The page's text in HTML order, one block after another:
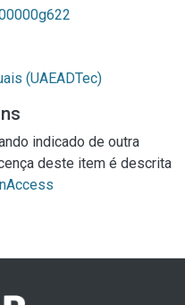
(UAEADTec)
indicado de outra
deste item é descrita